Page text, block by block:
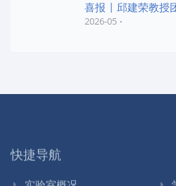
喜报 | 邱建荣教授
2026-05
快捷导航